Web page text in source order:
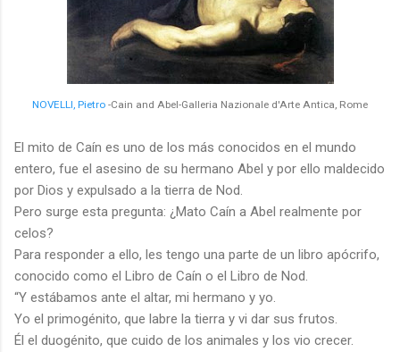
NOVELLI, Pietro -Cain and Abel-Galleria Nazionale d'Arte Antica, Rome
El mito de Caín es uno de los más conocidos en el mundo
entero, fue el asesino de su hermano Abel y por ello maldecido
por Dios y expulsado a la tierra de Nod.
Pero surge esta pregunta: ¿Mato Caín a Abel realmente por
celos?
Para responder a ello, les tengo una parte de un libro apócrifo,
conocido como el Libro de Caín o el Libro de Nod.
“Y estábamos ante el altar, mi hermano y yo.
Yo el primogénito, que labre la tierra y vi dar sus frutos.
Él el duogénito, que cuido de los animales y los vio crecer.